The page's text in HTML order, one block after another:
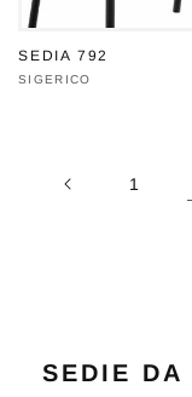
SEDIA 792
Produttore:
SIGERICO
1
SEDIE DA